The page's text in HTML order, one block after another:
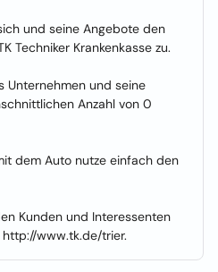
und seine Angebote den
Techniker Krankenkasse zu.
Unternehmen und seine
Anzahl von 0
dem Auto nutze einfach den
Kunden und Interessenten
www.tk.de/trier.